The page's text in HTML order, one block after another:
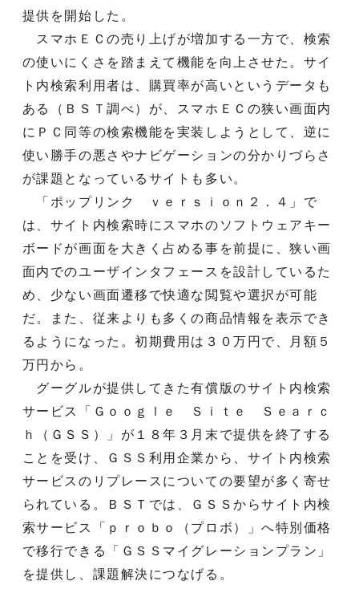
提供を開始した。
スマホＥＣの売り上げが増加する一方で、検索
の使いにくさを踏まえて機能を向上させた。サイ
ト内検索利用者は、購買率が高いというデータも
ある（ＢＳＴ調べ）が、スマホＥＣの狭い画面内
にＰＣ同等の検索機能を実装しようとして、逆に
使い勝手の悪さやナビゲーションの分かりづらさ
が課題となっているサイトも多い。
「ポップリンク ｖｅｒｓｉｏｎ２．４」で
は、サイト内検索時にスマホのソフトウェアキー
ボードが画面を大きく占める事を前提に、狭い画
面内でのユーザインタフェースを設計しているた
め、少ない画面遷移で快適な閲覧や選択が可能
だ。また、従来よりも多くの商品情報を表示でき
るようになった。初期費用は３０万円で、月額５
万円から。
グーグルが提供してきた有償版のサイト内検索
サービス「Ｇｏｏｇｌｅ Ｓｉｔｅ Ｓｅａｒｃ
ｈ（ＧＳＳ）」が１８年３月末で提供を終了する
ことを受け、ＧＳＳ利用企業から、サイト内検索
サービスのリプレースについての要望が多く寄せ
られている。ＢＳＴでは、ＧＳＳからサイト内検
索サービス「ｐｒｏｂｏ（プロボ）」へ特別価格
で移行できる「ＧＳＳマイグレーションプラン」
を提供し、課題解決につなげる。